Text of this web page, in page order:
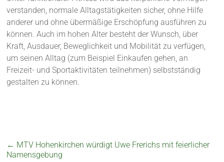
verstanden, normale Alltagstätigkeiten sicher, ohne Hilfe
anderer und ohne übermäßige Erschöpfung ausführen zu
können. Auch im hohen Alter besteht der Wunsch, über
Kraft, Ausdauer, Beweglichkeit und Mobilität zu verfügen,
um seinen Alltag (zum Beispiel Einkaufen gehen, an
Freizeit- und Sportaktivitäten teilnehmen) selbstständig
gestalten zu können.
← MTV Hohenkirchen würdigt Uwe Frerichs mit feierlicher
Namensgebung